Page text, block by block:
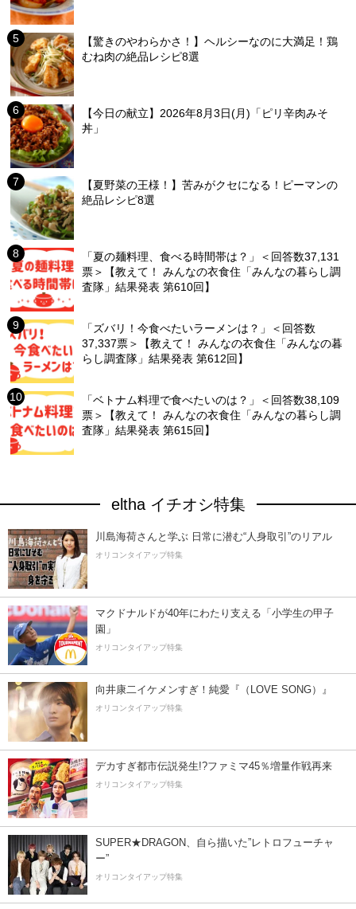
【驚きのやわらかさ！】ヘルシーなのに大満足！鶏
むね肉の絶品レシピ8選
【今日の献立】2026年8月3日(月)「ピリ辛肉みそ
丼」
【夏野菜の王様！】苦みがクセになる！ピーマンの
絶品レシピ8選
「夏の麺料理、食べる時間帯は？」＜回答数37,131
票＞【教えて！ みんなの衣食住「みんなの暮らし調
査隊」結果発表 第610回】
「ズバリ！今食べたいラーメンは？」＜回答数
37,337票＞【教えて！ みんなの衣食住「みんなの暮
らし調査隊」結果発表 第612回】
「ベトナム料理で食べたいのは？」＜回答数38,109
票＞【教えて！ みんなの衣食住「みんなの暮らし調
査隊」結果発表 第615回】
eltha イチオシ特集
川島海荷さんと学ぶ 日常に潜む“人身取引”のリアル
オリコンタイアップ特集
マクドナルドが40年にわたり支える「小学生の甲子
園」
オリコンタイアップ特集
向井康二イケメンすぎ！純愛『（LOVE SONG）』
オリコンタイアップ特集
デカすぎ都市伝説発生!?ファミマ45％増量作戦再来
オリコンタイアップ特集
SUPER★DRAGON、自ら描いた”レトロフューチャ
ー”
オリコンタイアップ特集